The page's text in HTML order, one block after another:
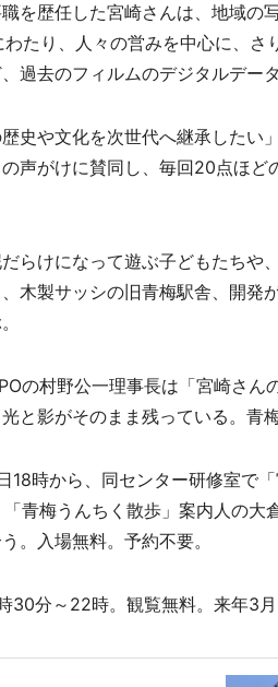
を歴任した宮崎さんは、地域の
たり、人々の営みを中心に、さ
過去のフィルムのデジタルデー
史や文化を次世代へ継承したい
声がけに賛同し、毎回20点ほど
らけになって遊ぶ子どもたちや
木製サッシの旧青梅駅舎、開発
の村野公一理事長は「宮崎さん
と影がそのまま残っている。青
時から、同センター研修室で
青梅うんちく散歩」案内人の
。入場無料。予約不要。
分～22時。観覧無料。来年3月